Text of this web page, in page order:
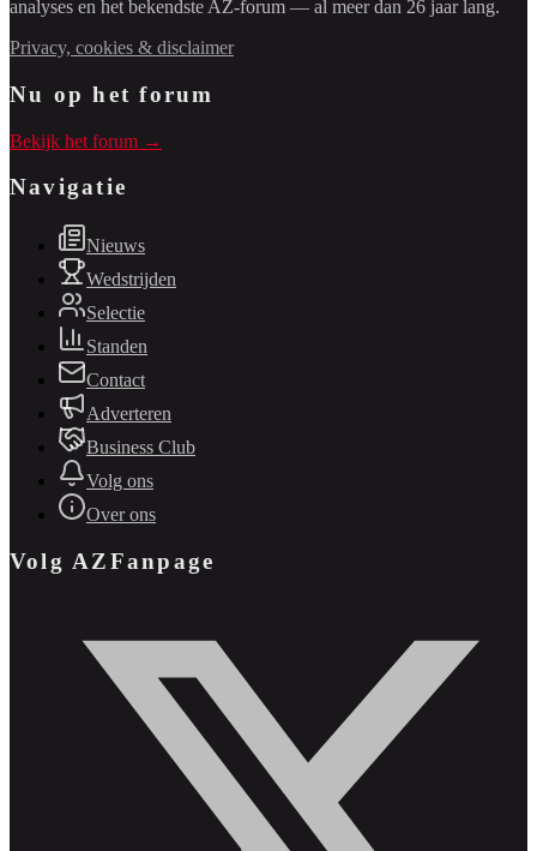
analyses en het bekendste AZ-forum — al meer dan 26 jaar lang.
Privacy, cookies & disclaimer
Nu op het forum
Bekijk het forum →
Navigatie
Nieuws
Wedstrijden
Selectie
Standen
Contact
Adverteren
Business Club
Volg ons
Over ons
Volg AZFanpage